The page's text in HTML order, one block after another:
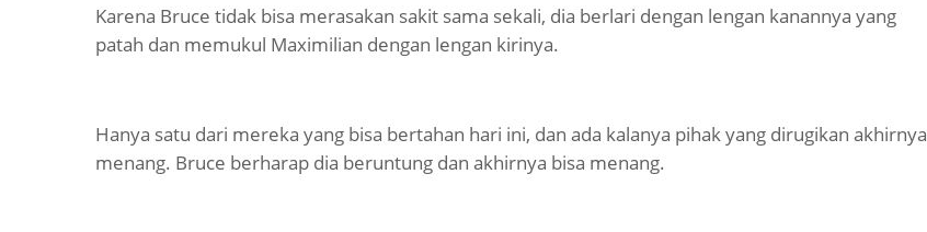
Karena Bruce tidak bisa merasakan sakit sama sekali, dia berlari dengan lengan kanannya yang
patah dan memukul Maximilian dengan lengan kirinya.
Hanya satu dari mereka yang bisa bertahan hari ini, dan ada kalanya pihak yang dirugikan akhirnya
menang. Bruce berharap dia beruntung dan akhirnya bisa menang.